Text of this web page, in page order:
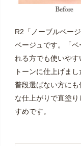
R2「ノーブルベー
ベージュです。「
れる方でも使いや
トーンに仕上げま
普段選ばない方に
な仕上がりで直塗
すめです。